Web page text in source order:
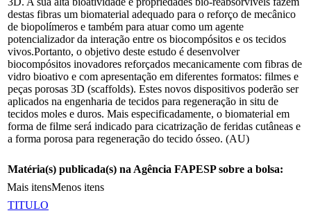
destas fibras um biomaterial adequado para o reforço de mecânico
de biopolímeros e também para atuar como um agente
potencializador da interação entre os biocompósitos e os tecidos
vivos.Portanto, o objetivo deste estudo é desenvolver
biocompósitos inovadores reforçados mecanicamente com fibras de
vidro bioativo e com apresentação em diferentes formatos: filmes e
peças porosas 3D (scaffolds). Estes novos dispositivos poderão ser
aplicados na engenharia de tecidos para regeneração in situ de
tecidos moles e duros. Mais especificadamente, o biomaterial em
forma de filme será indicado para cicatrização de feridas cutâneas e
a forma porosa para regeneração do tecido ósseo. (AU)
Matéria(s) publicada(s) na Agência FAPESP sobre a bolsa:
Mais itensMenos itens
TITULO